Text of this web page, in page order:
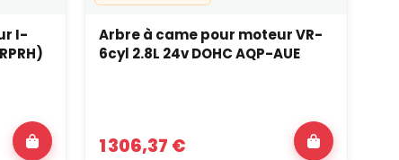
I-
Arbre à came pour moteur VR-
6cyl 2.8L 24v DOHC AQP-AUE
1 306,37 €